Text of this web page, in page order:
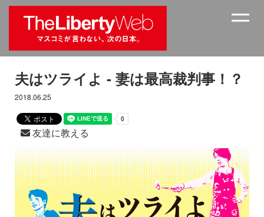
夫はツライよ - 妻は最高裁判事！？
2018.06.25
友達に教える